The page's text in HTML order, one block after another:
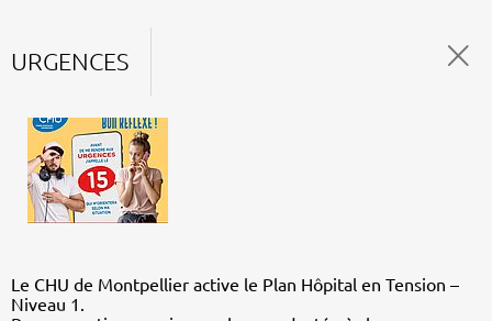
URGENCES
Le CHU de Montpellier active le Plan Hôpital en Tension –
Niveau 1.